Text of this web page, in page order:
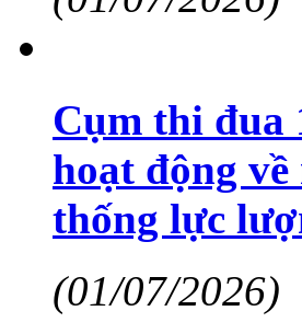
Cụm thi đua
hoạt động
thống lực
(01/07/2026)